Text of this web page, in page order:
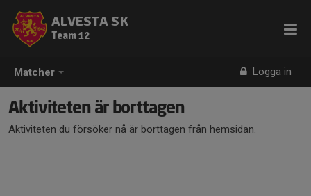
Matcher Logga in
ALVESTA SK
Team 12
Aktiviteten är borttagen
Aktiviteten du försöker nå är borttagen från hemsidan.